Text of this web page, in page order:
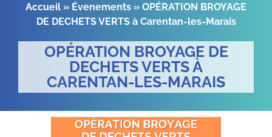
Accueil » Évenements » OPÉRATION BROYAGE
DE DECHETS VERTS à Carentan-les-Marais
OPÉRATION BROYAGE DE
DECHETS VERTS À
CARENTAN-LES-MARAIS